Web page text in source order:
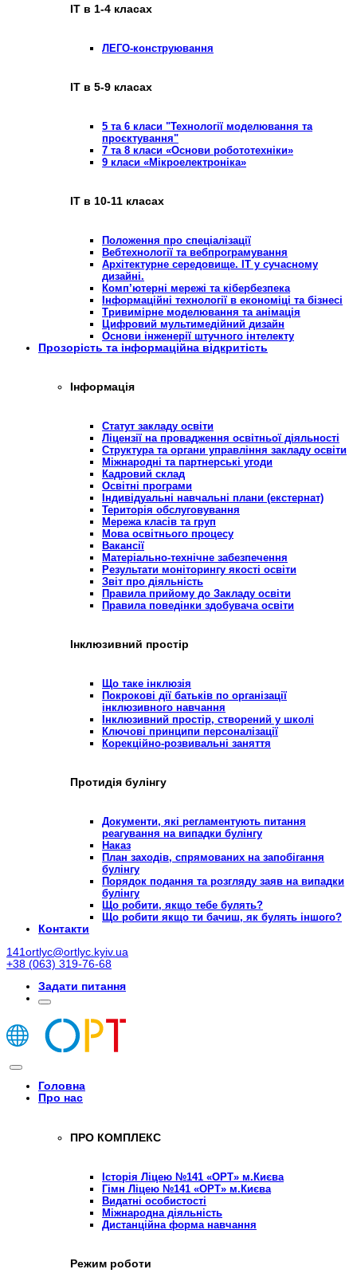
ІТ в 1-4 класах
ЛЕГО-конструювання
ІТ в 5-9 класах
5 та 6 класи "Технології моделювання та
проєктування"
7 та 8 класи «Основи робототехніки»
9 класи «Мікроелектроніка»
ІТ в 10-11 класах
Положення про спеціалізації
Вебтехнології та вебпрограмування
Архітектурне середовище. ІТ у сучасному
дизайні.
Комп’ютерні мережі та кібербезпека
Інформаційні технології в економіці та бізнесі
Тривимірне моделювання та анімація
Цифровий мультимедійний дизайн
Основи інженерії штучного інтелекту
Прозорість та інформаційна відкритість
Інформація
Статут закладу освіти
Ліцензії на провадження освітньої діяльності
Структура та органи управління закладу освіти
Міжнародні та партнерські угоди
Кадровий склад
Освітні програми
Індивідуальні навчальні плани (екстернат)
Територія обслуговування
Мережа класів та груп
Мова освітнього процесу
Вакансії
Матеріально-технічне забезпечення
Результати моніторингу якості освіти
Звіт про діяльність
Правила прийому до Закладу освіти
Правила поведінки здобувача освіти
Інклюзивний простір
Що таке інклюзія
Покрокові дії батьків по організації
інклюзивного навчання
Інклюзивний простір, створений у школі
Ключові принципи персоналізації
Корекційно-розвивальні заняття
Протидія булінгу
Документи, які регламентують питання
реагування на випадки булінгу
Наказ
План заходів, спрямованих на запобігання
булінгу
Порядок подання та розгляду заяв на випадки
булінгу
Що робити, якщо тебе булять?
Що робити якщо ти бачиш, як булять іншого?
Контакти
141ortlyc@ortlyc.kyiv.ua
+38 (063) 319-76-68
Задати питання
Головна
Про нас
ПРО КОМПЛЕКС
Історія Ліцею №141 «ОРТ» м.Києва
Гімн Ліцею №141 «ОРТ» м.Києва
Видатні особистості
Міжнародна діяльність
Дистанційна форма навчання
Режим роботи